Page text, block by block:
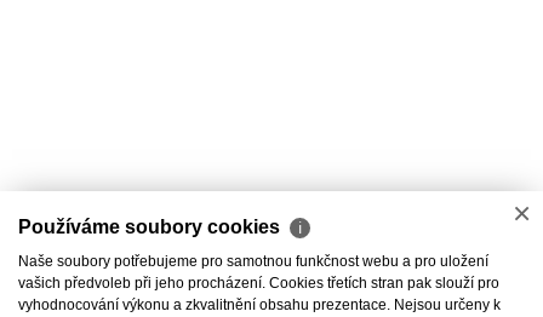
×
Používáme soubory cookies ℹ
Naše soubory potřebujeme pro samotnou funkčnost webu a pro uložení
vašich předvoleb při jeho procházení. Cookies třetích stran pak slouží pro
vyhodnocování výkonu a zkvalitnění obsahu prezentace. Nejsou určeny k